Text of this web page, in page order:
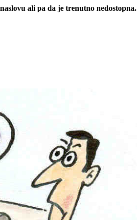
ali pa da je trenutno nedostopna.